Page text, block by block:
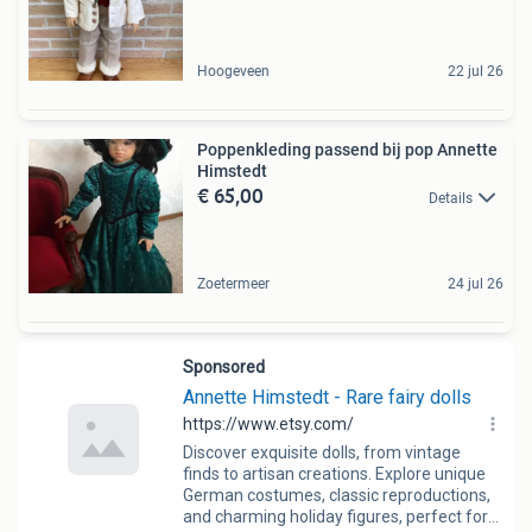
Hoogeveen 22 jul 26
Poppenkleding passend bij pop Annette
Himstedt
€ 65,00 Details
Zoetermeer 24 jul 26